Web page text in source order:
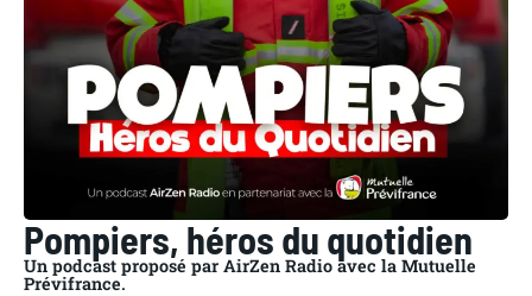
Pompiers, héros du quotidien
Un podcast proposé par AirZen Radio avec la Mutuelle
Prévifrance.